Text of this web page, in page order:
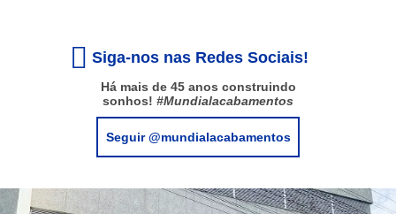
Siga-nos nas Redes Sociais!
Há mais de 45 anos construindo
sonhos! #Mundialacabamentos
Seguir @mundialacabamentos